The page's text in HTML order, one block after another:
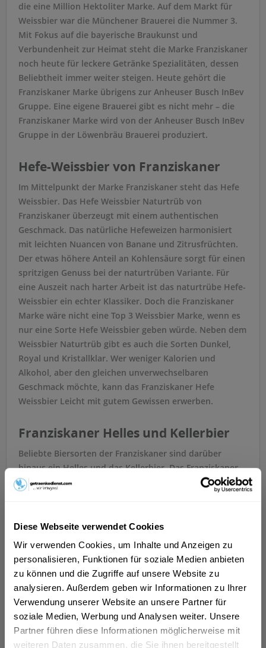
Diese Webseite verwendet Cookies
Wir verwenden Cookies, um Inhalte und Anzeigen zu
personalisieren, Funktionen für soziale Medien anbieten
zu können und die Zugriffe auf unsere Website zu
analysieren. Außerdem geben wir Informationen zu Ihrer
Verwendung unserer Website an unsere Partner für
soziale Medien, Werbung und Analysen weiter. Unsere
Partner führen diese Informationen möglicherweise mit
weiteren Daten zusammen, die Sie ihnen bereitgestellt
die eine Million Hektoliter Marke. Auf dem Markt für
Weissbier war die Münchener Brauerei die Nummer 3.
Mit Fokus auf die bayerische Braukunst und
Verbundenheit zur Heimat steht die Marke Franziskaner
noch heute für leckere Getränke Spezialitäten, dessen
Beliebtheit immer weiter steigen. Heute gehört die
Franziskaner Marke übrigens zur Anheuser Busch InBev
Gruppe. Eine eigene Brauerei gibt es nicht mehr – die
Franziskaner Marke wird von der Anheuser Busch InBev
Gruppe in der Löwenbräu Brauerei produziert.
Hefe-Weissbier von Franziskaner
Im Mittelpunkt der Marke Franziskaner steht das Hefe
Weissbier. Das Hefe Weissbier Naturtrüb von
Franziskaner überzeugt mit einem authentischen
Geschmack. Das natürliche Hefeweizen harmonisiert
mit leichten Nuancen von Banane und Zitrusfrüchten.
Der etwas höhere Anteil an Kohlensäure sorgt für einen
spritzigen Genuss bei der naturtrüben Variante. Für
eine Auszeit nach harter Arbeit ist das naturtrübe Hefe-
Weissbier ein echter Klassiker. Doch die Franziskaner
Marke wäre nicht eine Top 3 Weissbier Marke, wenn es
nur eine Sorte Hefe Weissbier geben würde. Neben dem
Weissbier Naturtrüb gibt es auch die Sorten Dunkel,
Royal und Kristallklar. Wer weniger Kalorien und
Alkohol, aber den gleichen unverwechselbaren
Geschmack möchte, kann das Franziskaner Hefe
Weissbier Leicht mit gutem Gewissen erwerben.
Franziskaner Helles und Kellerbier
Beliebte Biersorten der Franziskaner sind darüber
hinaus ein Helles und das Kellerbier. Das Franziskaner
Helles ist eine regionale Bierspezialität, die einen
milden und süffigen Geschmack miteinander vereint.
Einsatz des Hopfens. Natürlich wird das Franziskaner
nach dem bayerischen Reinheitsgebot gebraut –
regionaler Stil und moderner Geschmack schließen sich
nicht aus – das zeigt die Marke Franziskaner par
excellence.
Alkoholfreies Bier von Franziskaner
Alkoholfreies Bier von Franziskaner ist nicht gleich